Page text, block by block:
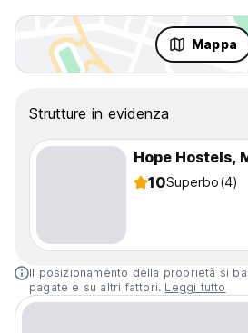
Mappa
Strutture in evidenza
Hope Hostels,
10Superbo(4)
Il posizionamento della proprietà si
pagate e su altri fattori. Leggi tutto